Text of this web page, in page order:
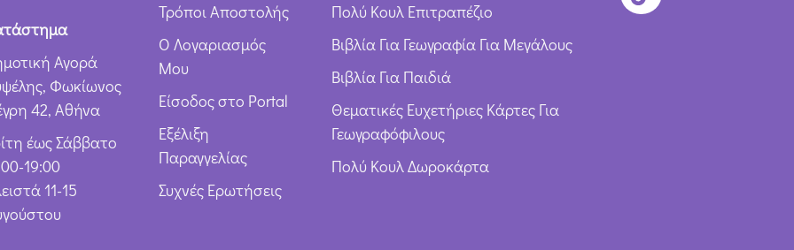
Αγορά
Φωκίωνος
42, Αθήνα
έως Σάββατο
19:00
11-15
Τρόποι Αποστολής
Ο Λογαριασμός
Μου
Είσοδος στο Portal
Εξέλιξη
Παραγγελίας
Συχνές Ερωτήσεις
Πολύ Κουλ Επιτραπέζιο
Βιβλία Για Γεωγραφία Για Μεγάλους
Βιβλία Για Παιδιά
Θεματικές Ευχετήριες Κάρτες Για
Γεωγραφόφιλους
Πολύ Κουλ Δωροκάρτα